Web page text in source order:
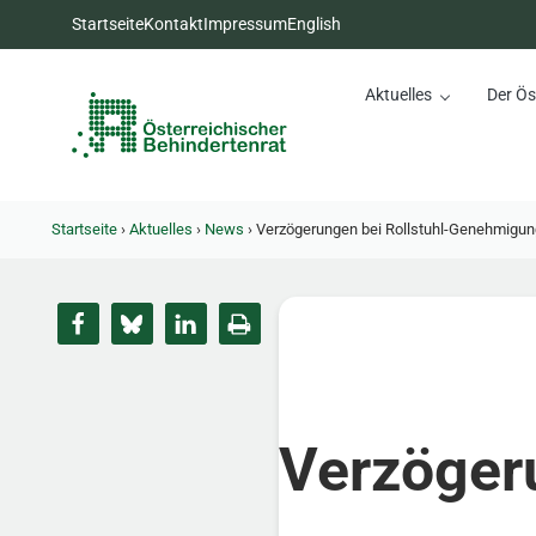
Zum Inhalt springen
Zur Hauptnavigation springen
Zum Footer springen
StartseiteKontaktImpressumEnglish
Aktuelles Der
Startseite › Aktuelles › News ›Verzögerungen bei Rollstuhl-